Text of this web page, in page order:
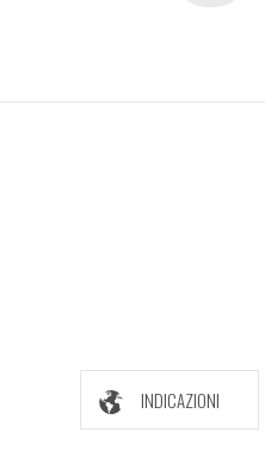
INDICAZIONI